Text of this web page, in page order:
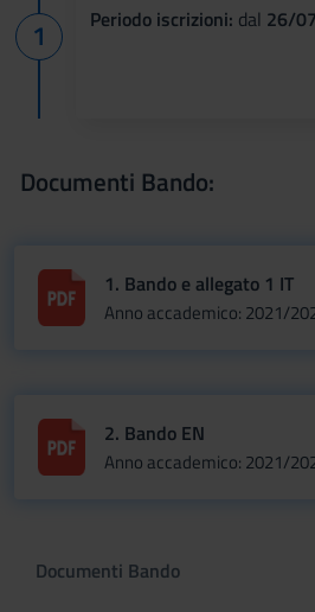
Periodo iscrizioni: dal 26/
Documenti Bando:
1. Bando e allegato 1 IT
Anno accademico: 2021/
2. Bando EN
Anno accademico: 2021/
Documenti Bando